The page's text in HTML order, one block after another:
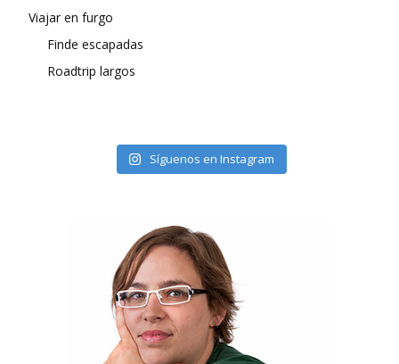
Viajar en furgo
Finde escapadas
Roadtrip largos
Síguenos en Instagram